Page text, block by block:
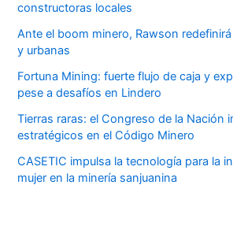
constructoras locales
Ante el boom minero, Rawson
y urbanas
Fortuna Mining: fuerte flujo de caja y
pese a desafíos en Lindero
Tierras raras: el Congreso de la Nación
estratégicos en el Código Minero
CASETIC impulsa la tecnología para la
mujer en la minería sanjuanina